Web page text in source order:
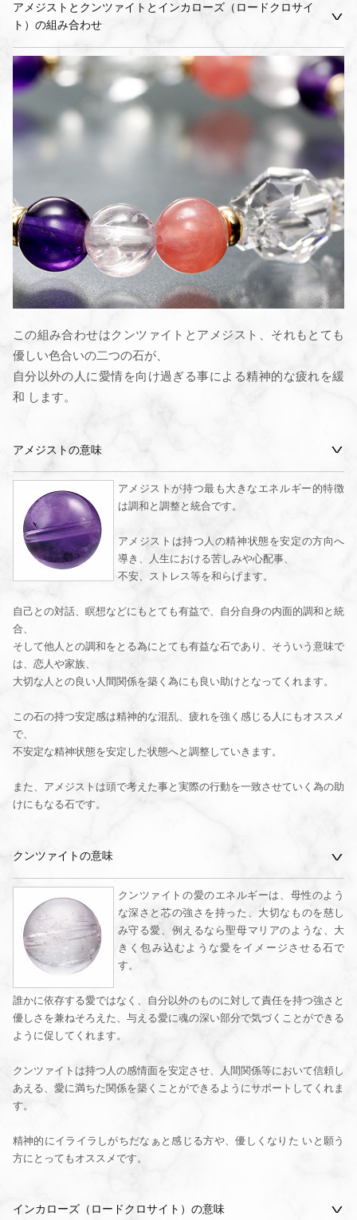
アメジストとクンツァイトとインカローズ（ロードクロサイ
ト）の組み合わせ
この組み合わせはクンツァイトとアメジスト、それもとても
優しい色合いの二つの石が、
自分以外の人に愛情を向け過ぎる事による精神的な疲れを緩
和 します。
アメジストの意味
アメジストが持つ最も大きなエネルギー的特徴
は調和と調整と統合です。
アメジストは持つ人の精神状態を安定の方向へ
導き、人生における苦しみや心配事、
不安、ストレス等を和らげます。
自己との対話、瞑想などにもとても有益で、自分自身の内面的調和と統
合、
そして他人との調和をとる為にとても有益な石であり、そういう意味で
は、恋人や家族、
大切な人との良い人間関係を築く為にも良い助けとなってくれます。
この石の持つ安定感は精神的な混乱、疲れを強く感じる人にもオススメ
で、
不安定な精神状態を安定した状態へと調整していきます。
また、アメジストは頭で考えた事と実際の行動を一致させていく為の助
けにもなる石です。
クンツァイトの意味
クンツァイトの愛のエネルギーは、母性のよう
な深さと芯の強さを持った、大切なものを慈し
み守る愛、例えるなら聖母マリアのような、大
きく包み込むような愛をイメージさせる石で
す。
誰かに依存する愛ではなく、自分以外のものに対して責任を持つ強さと
優しさを兼ねそろえた、与える愛に魂の深い部分で気づくことができる
ように促してくれます。
クンツァイトは持つ人の感情面を安定させ、人間関係等において信頼し
あえる、愛に満ちた関係を築くことができるようにサポートしてくれま
す。
精神的にイライラしがちだなぁと感じる方や、優しくなりた いと願う
方にとってもオススメです。
インカローズ（ロードクロサイト）の意味